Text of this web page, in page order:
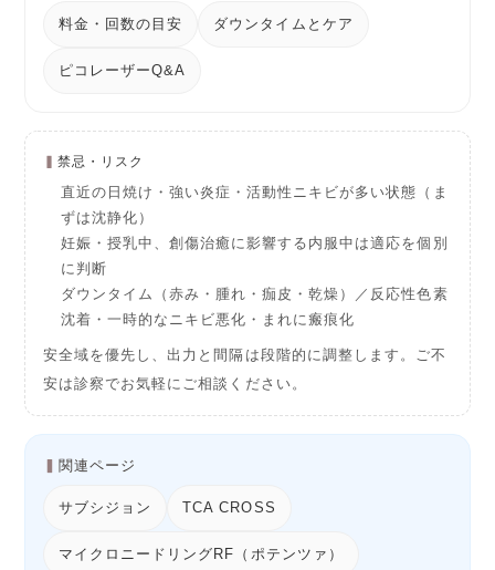
料金・回数の目安 ダウンタイムとケア
ピコレーザーQ&A
禁忌・リスク
直近の日焼け・強い炎症・活動性ニキビが多い状態（ま
ずは沈静化）
妊娠・授乳中、創傷治癒に影響する内服中は適応を個別
に判断
ダウンタイム（赤み・腫れ・痂皮・乾燥）／反応性色素
沈着・一時的なニキビ悪化・まれに瘢痕化
安全域を優先し、出力と間隔は段階的に調整します。ご不
安は診察でお気軽にご相談ください。
関連ページ
サブシジョン TCA CROSS
マイクロニードリングRF（ポテンツァ）